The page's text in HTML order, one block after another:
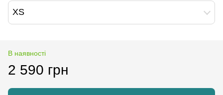
XS
В наявності
2 590 грн